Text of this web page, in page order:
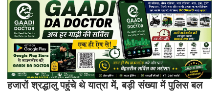
हजारों श्रद्धालु पहुंचे थे यात्रा में, बड़ी संख्या में पुलिस बल